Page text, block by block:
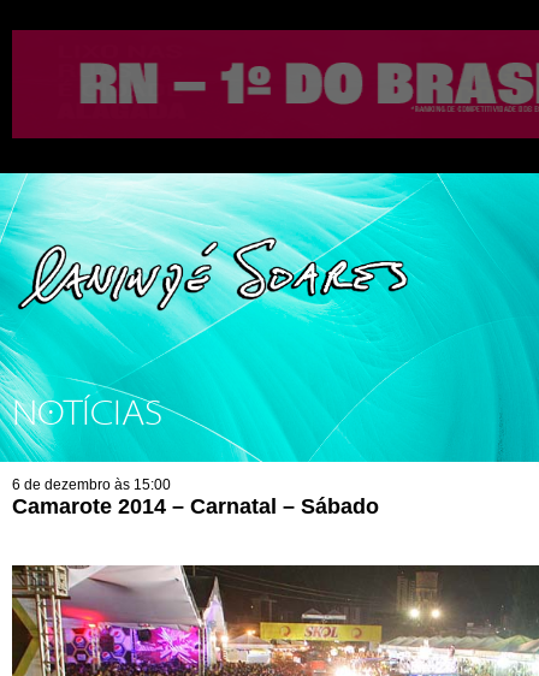
NOTÍCIAS
6 de dezembro às 15:00
Camarote 2014 – Carnatal – Sábado